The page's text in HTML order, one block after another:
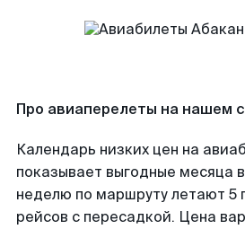
Про авиаперелеты на нашем
Календарь низких цен на
показывает выгодные месяца
неделю по маршруту летают 5
рейсов с пересадкой. Цена